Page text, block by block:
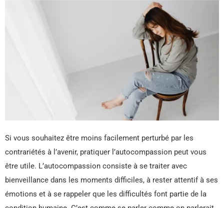
Si vous souhaitez être moins facilement perturbé par les
contrariétés à l’avenir, pratiquer l’autocompassion peut vous
être utile. L’autocompassion consiste à se traiter avec
bienveillance dans les moments difficiles, à rester attentif à ses
émotions et à se rappeler que les difficultés font partie de la